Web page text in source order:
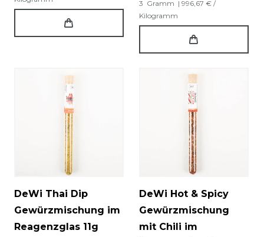
3 Gramm | 996,67 € /
Kilogramm
DeWi Thai Dip
Gewürzmischung im
Reagenzglas 11g
DeWi Hot & Spicy
Gewürzmischung
mit Chili im